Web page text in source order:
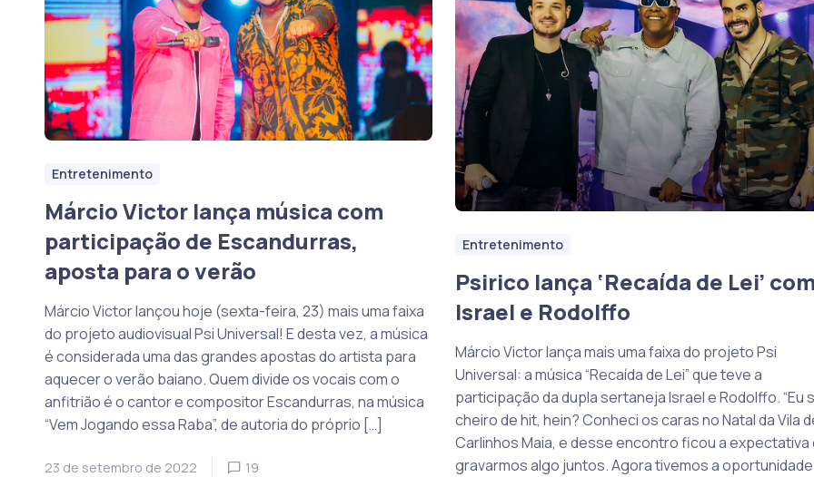
Entretenimento
Márcio Victor lança música com
participação de Escandurras,
aposta para o verão
Márcio Victor lançou hoje (sexta-feira, 23) mais uma faixa
do projeto audiovisual Psi Universal! E desta vez, a música
é considerada uma das grandes apostas do artista para
aquecer o verão baiano. Quem divide os vocais com o
anfitrião é o cantor e compositor Escandurras, na música
“Vem Jogando essa Raba”, de autoria do próprio […]
23 de setembro de 2022 19
Entretenimento
Psirico lança ‘Recaída de Lei’ com
Israel e Rodolffo
Márcio Victor lança mais uma faixa do projeto Psi
Universal: a música “Recaída de Lei” que teve a
participação da dupla sertaneja Israel e Rodolffo. “Eu
cheiro de hit, hein? Conheci os caras no Natal da Vila
Carlinhos Maia, e desse encontro ficou a expectativa
gravarmos algo juntos. Agora tivemos a